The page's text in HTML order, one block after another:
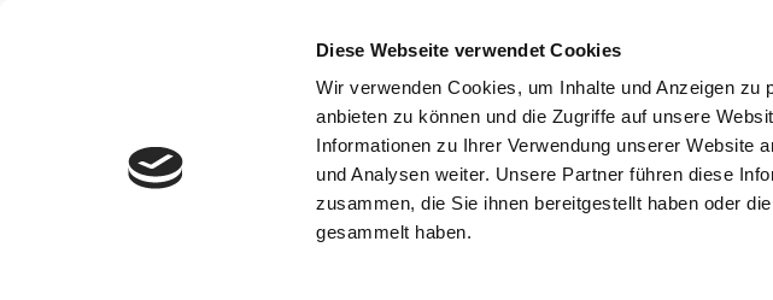
Diese Webseite verwendet Cookies
Wir verwenden Cookies, um Inhalte und Anzeigen
anbieten zu können und die Zugriffe auf unsere
Informationen zu Ihrer Verwendung unserer Website
und Analysen weiter. Unsere Partner führen diese
zusammen, die Sie ihnen bereitgestellt haben oder
gesammelt haben.
Willkommen Die Vinzenz